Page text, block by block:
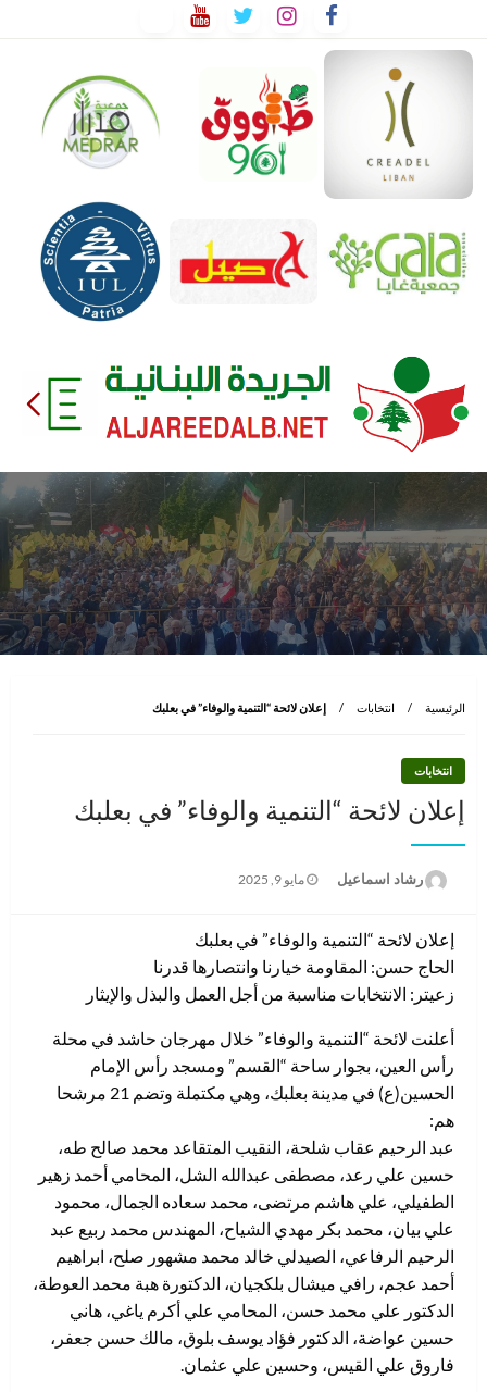
إلى
اللبنانية
الرئيسية انتخابات إعلان لائحة “التنمية والوفاء” في بعلبك
انتخابات
إعلان لائحة “التنمية والوفاء” في بعلبك
رشاد اسماعيل
نُشر
مايو 9, 2025
إعلان لائحة “التنمية والوفاء” في بعلبك
الحاج حسن: المقاومة خيارنا وانتصارها قدرنا
زعيتر: الانتخابات مناسبة من أجل العمل والبذل والإيثار
أعلنت لائحة “التنمية والوفاء” خلال مهرجان حاشد في محلة
رأس العين، بجوار ساحة “القسم” ومسجد رأس الإمام
الحسين(ع) في مدينة بعلبك، وهي مكتملة وتضم 21 مرشحا
هم:
عبد الرحيم عقاب شلحة، النقيب المتقاعد محمد صالح طه،
حسين علي رعد، مصطفى عبدالله الشل، المحامي أحمد زهير
الطفيلي، علي هاشم مرتضى، محمد سعاده الجمال، محمود
علي بيان، محمد بكر مهدي الشياح، المهندس محمد ربيع عبد
الرحيم الرفاعي، الصيدلي خالد محمد مشهور صلح، ابراهيم
أحمد عجم، رافي ميشال بلكجيان، الدكتورة هبة محمد العوطة،
الدكتور علي محمد حسن، المحامي علي أكرم ياغي، هاني
حسين عواضة، الدكتور فؤاد يوسف بلوق، مالك حسن جعفر،
فاروق علي القيس، وحسين علي عثمان.